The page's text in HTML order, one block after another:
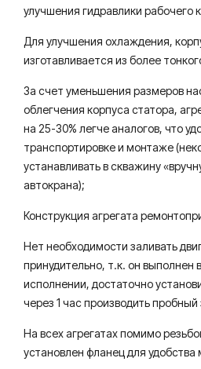
улучшения гидравлики рабочего
Для улучшения охлаждения,
изготавливается из более
За счет уменьшения размеров
облегчения корпуса статора,
на 25-30% легче аналогов, что
транспортировке и монтаже
устанавливать в скважину
автокрана);
Конструкция агрегата
Нет необходимости заливать
принудительно, т.к. он
исполнении, достаточно
через 1 час производить пробный
На всех агрегатах помимо
установлен фланец для